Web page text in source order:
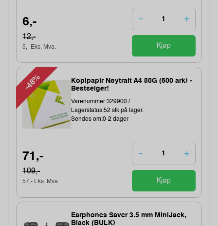
6,-
12,-
5,- Eks. Mva. Kjøp
-48%
Kopipapir Nøytralt A4 80G (500 ark) -
Bestselger!
Varenummer:329900 /
Lagerstatus:52 stk på lager.
Sendes om:0-2 dager
71,-
109,-
57,- Eks. Mva. Kjøp
Earphones Saver 3.5 mm MiniJack,
Black (BULK)